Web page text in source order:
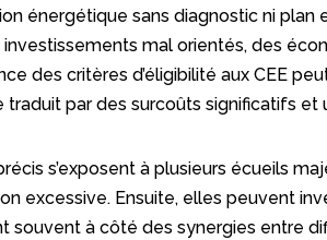
énergétique sans diagnostic ni plan
mal orientés, des
des critères d’éligibilité aux CEE
par des surcoûts significatifs
s’exposent à plusieurs écueils
excessive. Ensuite, elles peuvent
souvent à côté des synergies entre